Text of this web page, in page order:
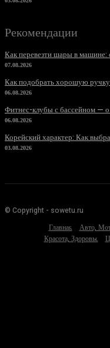
Рекомендации
Как перевезти шары в машине:
07.08.2026
Как подобрать хорошую
06.08.2026
Фитнес-клубы с бассейном — о
06.08.2026
Корейский характер: Как
03.08.2026
© Copyright - sowetu.ru
Главная
Авто,
Красота, Здоровье